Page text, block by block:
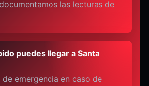
las lecturas de
puedes llegar a Santa
de emergencia en caso de